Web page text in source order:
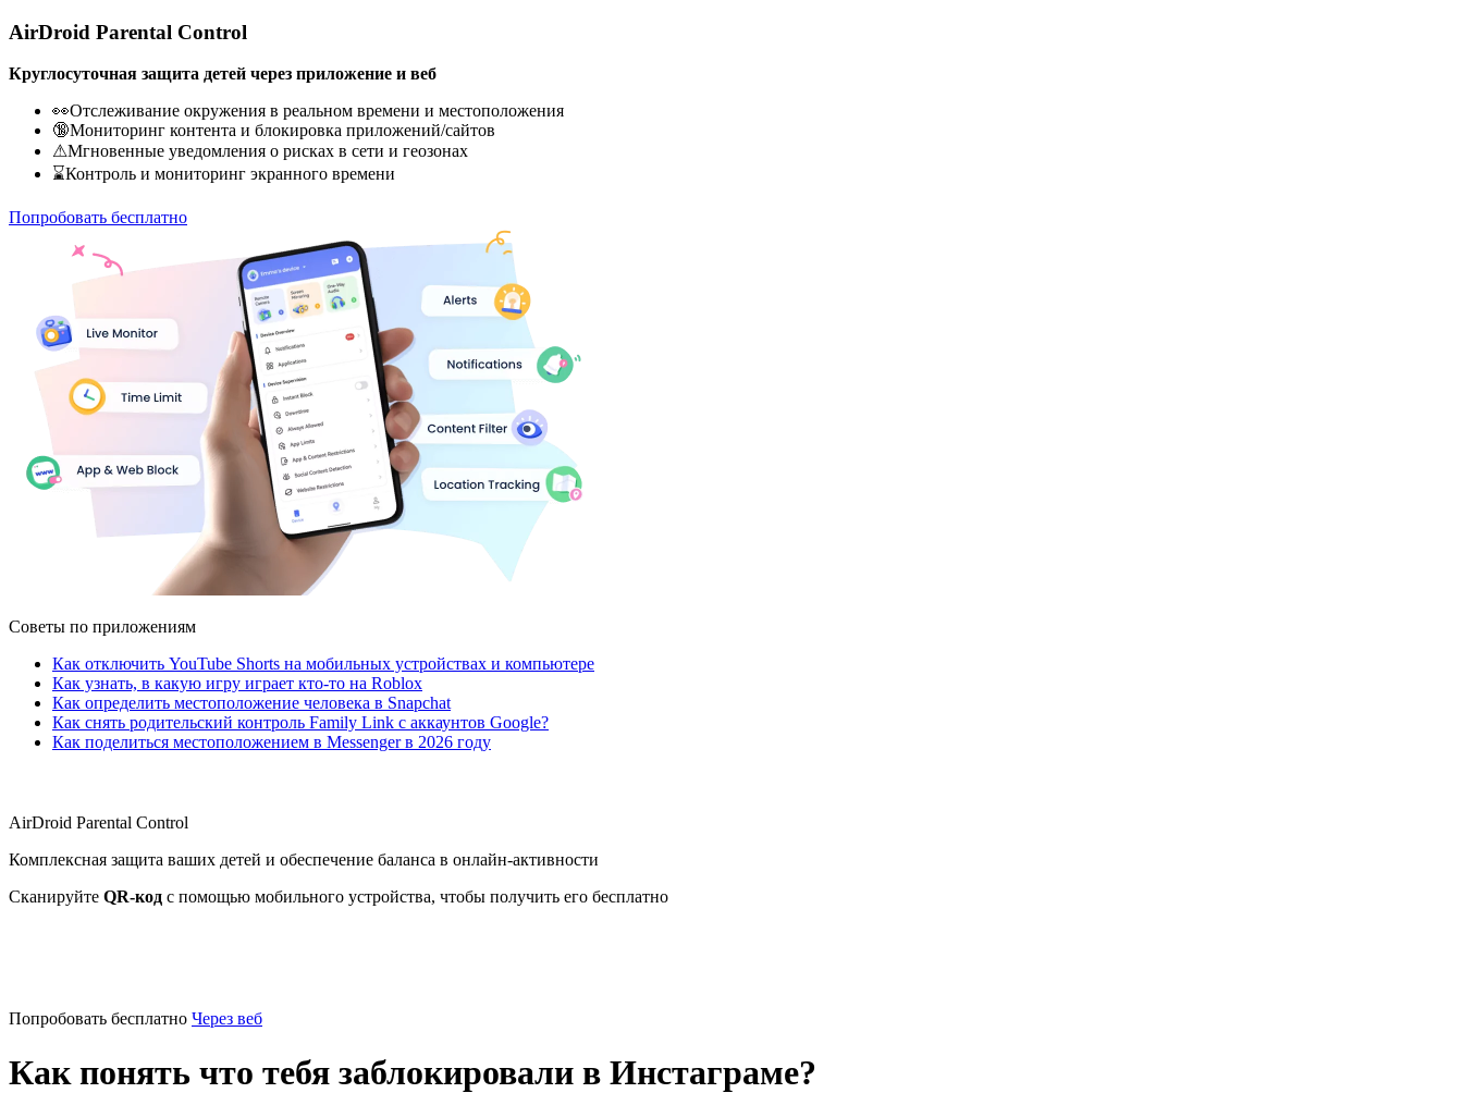
AirDroid Parental Control
Круглосуточная защита детей через приложение и веб
👀Отслеживание окружения в реальном времени и местоположения
🔞Мониторинг контента и блокировка приложений/сайтов
⚠Мгновенные уведомления о рисках в сети и геозонах
⌛Контроль и мониторинг экранного времени
Попробовать бесплатно
Советы по приложениям
Как отключить YouTube Shorts на мобильных устройствах и компьютере
Как узнать, в какую игру играет кто-то на Roblox
Как определить местоположение человека в Snapchat
Как снять родительский контроль Family Link с аккаунтов Google?
Как поделиться местоположением в Messenger в 2026 году
AirDroid Parental Control
Комплексная защита ваших детей и обеспечение баланса в онлайн-активности
Сканируйте QR-код с помощью мобильного устройства, чтобы получить его бесплатно
Попробовать бесплатно Через веб
Как понять что тебя заблокировали в Инстаграме?